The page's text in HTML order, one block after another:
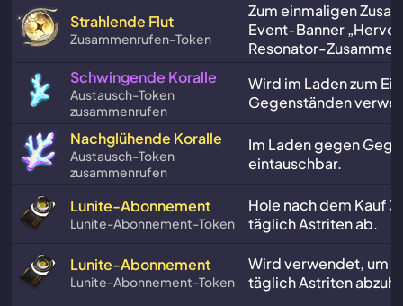
Strahlende Flut
Zusammenrufen-Token
Zum einmaligen
Event-Banner
Resonator-
Schwingende Koralle
Austausch-Token
zusammenrufen
Wird im Laden zum
Gegenständen
Nachglühende Koralle
Austausch-Token
zusammenrufen
Im Laden gegen
eintauschbar.
Lunite-Abonnement
Lunite-Abonnement-Token
Hole nach dem Kauf
täglich Astriten ab.
Lunite-Abonnement
Lunite-Abonnement-Token
Wird verwendet, um
täglich Astriten